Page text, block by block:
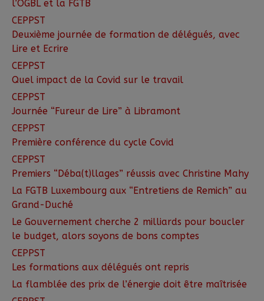
l’OGBL et la FGTB
CEPPST
Deuxième journée de formation de délégués, avec
Lire et Ecrire
CEPPST
Quel impact de la Covid sur le travail
CEPPST
Journée “Fureur de Lire” à Libramont
CEPPST
Première conférence du cycle Covid
CEPPST
Premiers “Déba(t)llages” réussis avec Christine Mahy
La FGTB Luxembourg aux “Entretiens de Remich” au
Grand-Duché
Le Gouvernement cherche 2 milliards pour boucler
le budget, alors soyons de bons comptes
CEPPST
Les formations aux délégués ont repris
La flamblée des prix de l’énergie doit être maîtrisée